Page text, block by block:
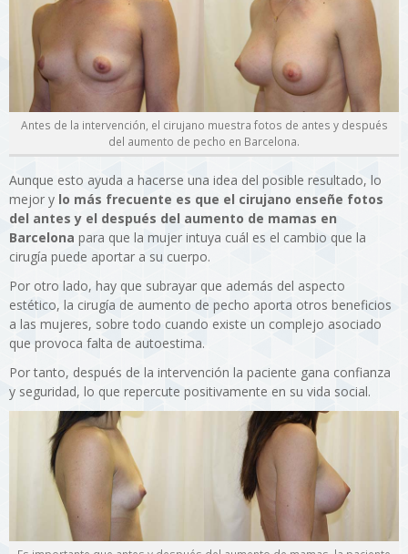
Antes de la intervención, el cirujano muestra fotos de antes y después
del aumento de pecho en Barcelona.
Aunque esto ayuda a hacerse una idea del posible resultado, lo
mejor y lo más frecuente es que el cirujano enseñe fotos
del antes y el después del aumento de mamas en
Barcelona para que la mujer intuya cuál es el cambio que la
cirugía puede aportar a su cuerpo.
Por otro lado, hay que subrayar que además del aspecto
estético, la cirugía de aumento de pecho aporta otros beneficios
a las mujeres, sobre todo cuando existe un complejo asociado
que provoca falta de autoestima.
Por tanto, después de la intervención la paciente gana confianza
y seguridad, lo que repercute positivamente en su vida social.